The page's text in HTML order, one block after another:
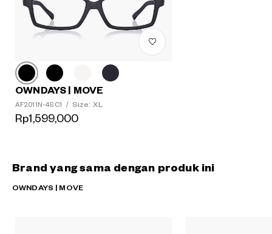
OWNDAYS | MOVE
AF2011N-4S C1 / Size: XL
Rp1,599,000
Brand yang sama dengan produk ini
OWNDAYS | MOVE